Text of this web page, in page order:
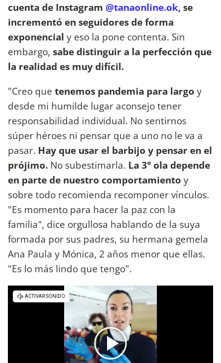
cuenta de Instagram @tanaonline.ok,se
incrementó en seguidores de forma
exponencial y eso la pone contenta. Sin
embargo, sabe distinguir a la perfección que
la realidad es muy difícil.
"Creo que tenemos pandemia para largo y
desde mi humilde lugar aconsejo tener
responsabilidad individual. No sentirnos
súper héroes ni pensar que a uno no le va a
pasar. Hay que usar el barbijo y pensar en el
prójimo. No subestimarla. La 3° ola depende
en parte de nuestro comportamiento y
sobre todo recomienda recomponer vínculos.
"Es momento para hacer la paz con la
familia", dice orgullosa hablando de la suya
formada por sus padres, su hermana gemela
Ana Paula y Mónica, 2 años menor que ellas.
"Es lo más lindo que tengo".